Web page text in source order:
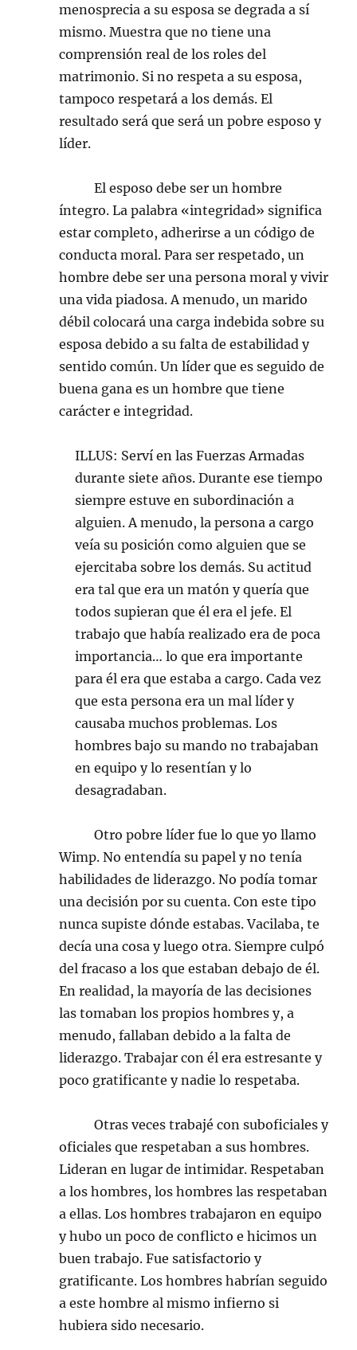
menosprecia a su esposa se degrada a sí
mismo. Muestra que no tiene una
comprensión real de los roles del
matrimonio. Si no respeta a su esposa,
tampoco respetará a los demás. El
resultado será que será un pobre esposo y
líder.
El esposo debe ser un hombre
íntegro. La palabra «integridad» significa
estar completo, adherirse a un código de
conducta moral. Para ser respetado, un
hombre debe ser una persona moral y vivir
una vida piadosa. A menudo, un marido
débil colocará una carga indebida sobre su
esposa debido a su falta de estabilidad y
sentido común. Un líder que es seguido de
buena gana es un hombre que tiene
carácter e integridad.
ILLUS: Serví en las Fuerzas Armadas
durante siete años. Durante ese tiempo
siempre estuve en subordinación a
alguien. A menudo, la persona a cargo
veía su posición como alguien que se
ejercitaba sobre los demás. Su actitud
era tal que era un matón y quería que
todos supieran que él era el jefe. El
trabajo que había realizado era de poca
importancia… lo que era importante
para él era que estaba a cargo. Cada vez
que esta persona era un mal líder y
causaba muchos problemas. Los
hombres bajo su mando no trabajaban
en equipo y lo resentían y lo
desagradaban.
Otro pobre líder fue lo que yo llamo
Wimp. No entendía su papel y no tenía
habilidades de liderazgo. No podía tomar
una decisión por su cuenta. Con este tipo
nunca supiste dónde estabas. Vacilaba, te
decía una cosa y luego otra. Siempre culpó
del fracaso a los que estaban debajo de él.
En realidad, la mayoría de las decisiones
las tomaban los propios hombres y, a
menudo, fallaban debido a la falta de
liderazgo. Trabajar con él era estresante y
poco gratificante y nadie lo respetaba.
Otras veces trabajé con suboficiales y
oficiales que respetaban a sus hombres.
Lideran en lugar de intimidar. Respetaban
a los hombres, los hombres las respetaban
a ellas. Los hombres trabajaron en equipo
y hubo un poco de conflicto e hicimos un
buen trabajo. Fue satisfactorio y
gratificante. Los hombres habrían seguido
a este hombre al mismo infierno si
hubiera sido necesario.